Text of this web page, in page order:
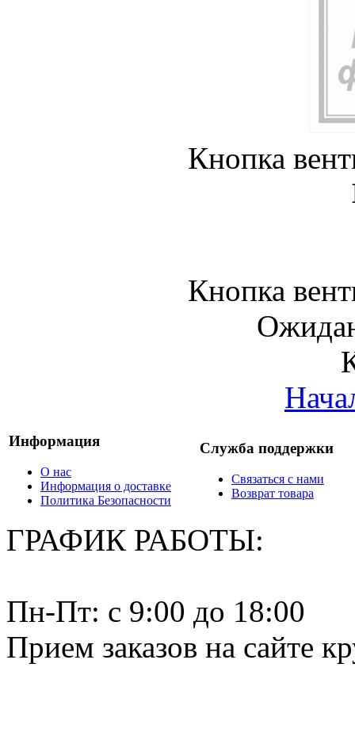
Кнопка
Кнопка
Информация
О нас
Информация о доставке
Политика Безопасности
Служба поддержки
Связаться с нами
Возврат товара
ГРАФИК РАБОТЫ:
Пн-Пт: c 9:00 до 18:00
Прием заказов на сайте